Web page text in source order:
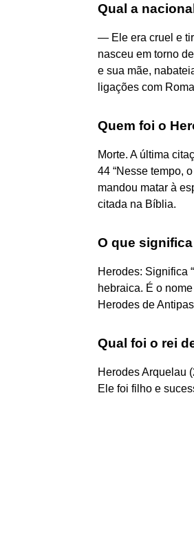
Qual a
— Ele era cruel e
nasceu em torno
e sua mãe,
ligações com
Quem foi o
Morte. A última
44 “Nesse tempo,
mandou matar à
citada na Bíblia.
O que
Herodes: Significa
hebraica. É o
Herodes de
Qual foi o rei
Herodes Arquelau
Ele foi filho e